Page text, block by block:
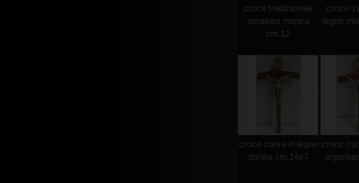
croce tradizionale
smaltata misura
cm.12
croce
legno
croce curva in legno
dorata cm.14x7
croce